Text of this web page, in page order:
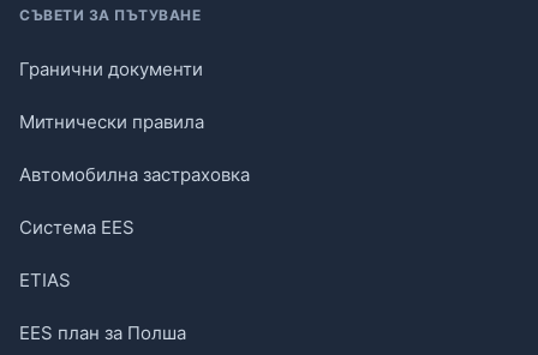
СЪВЕТИ ЗА ПЪТУВАНЕ
Гранични документи
Митнически правила
Автомобилна застраховка
Система EES
ETIAS
EES план за Полша